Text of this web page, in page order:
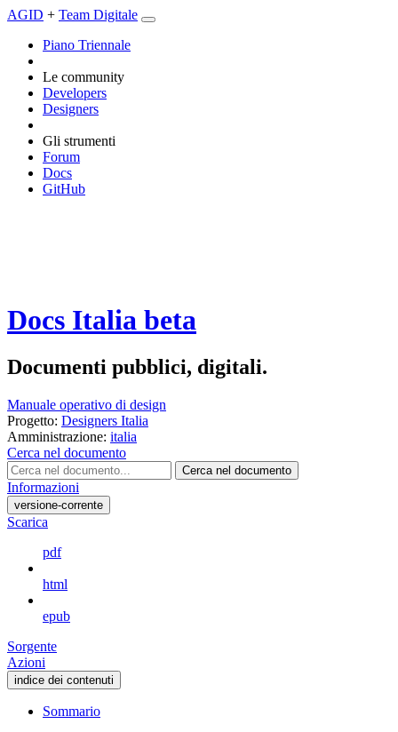
AGID + Team Digitale
Piano Triennale
Le community
Developers
Designers
Gli strumenti
Forum
Docs
GitHub
Docs Italia beta
Documenti pubblici, digitali.
Manuale operativo di design
Progetto: Designers Italia
Amministrazione: italia
Cerca nel documento
Cerca nel documento
Informazioni
versione-corrente
Scarica
pdf
html
epub
Sorgente
Azioni
indice dei contenuti
Sommario